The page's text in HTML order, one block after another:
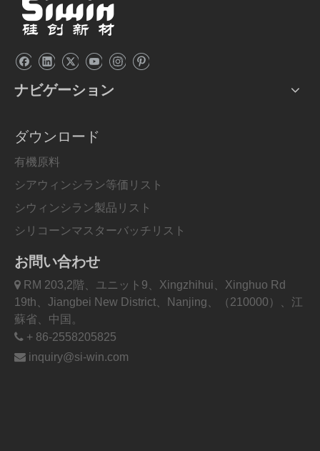
ナビゲーション
ダウンロード
有機原料
シアウィンシラン等価リスト
シウィンシラン製品リスト
シリコーンマスターバッチリスト
お問い合わせ
 RM 203,2階、ユニット9、Xingzhihui、Xinghuo Rd
19th、Jiangbei New District、Nanjing、（210000）、江
蘇省、中国。
 + 86-2558205825
 inquiry@si-win.com